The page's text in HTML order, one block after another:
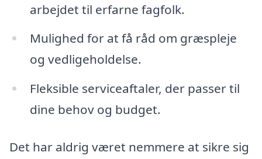
arbejdet til erfarne fagfolk.
Mulighed for at få råd om græspleje
og vedligeholdelse.
Fleksible serviceaftaler, der passer til
dine behov og budget.
Det har aldrig været nemmere at sikre sig